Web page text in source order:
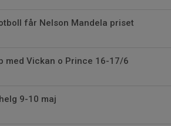
får Nelson Mandela priset
med Vickan o Prince 16-17/6
9-10 maj